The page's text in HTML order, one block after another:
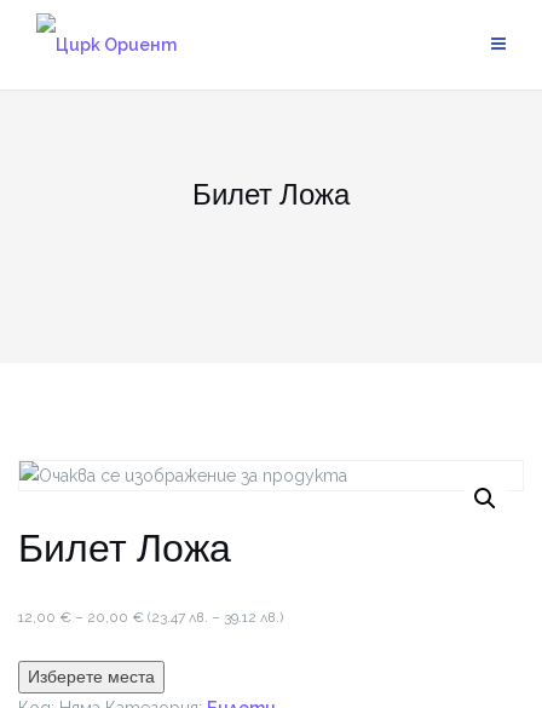
Билет Ложа
Билет Ложа
12,00 € – 20,00 € Price
12,00 €
through
(23.47 лв. – 39.12 лв.)
Изберете места